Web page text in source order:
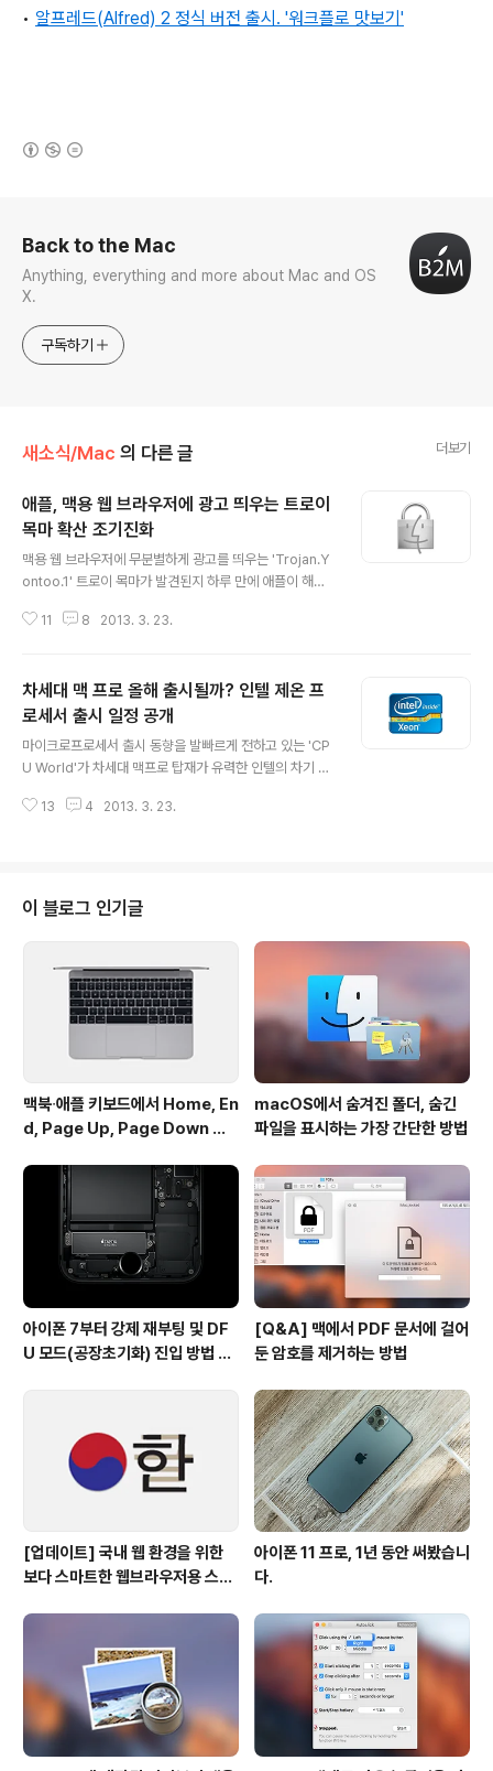
• 알프레드(Alfred) 2 정식 버전 출시. '워크플로 맛보기'
Back to the Mac
Anything, everything and more about Mac and OS
X.
구독하기
새소식/Mac 의 다른 글 더보기
애플, 맥용 웹 브라우저에 광고 띄우는 트로이
목마 확산 조기진화
맥용 웹 브라우저에 무분별하게 광고를 띄우는 'Trojan.Y
ontoo.1' 트로이 목마가 발견된지 하루 만에 애플이 해당
면서 확산이 일단락되는 분위기입니다.Xprotect는 일종
는 소프트웨어의 실행을 막는 OS X의 보안 체계 중 하나입
니다. (관련 글: 잘 알려지지 않은 OS X 보안 체계의 한 기
둥 'XProtect') 애플은 해당 트로이 목마를 'OSX.AdPlu
gin.i'이라는 이름으로 식별하고, 해당 트로이 목마의 구체
에 전송하고 있습니다. 맥은 하루에 한 번..
11 8 2013. 3. 23.
차세대 맥 프로 올해 출시될까? 인텔 제온 프
로세서 출시 일정 공개
마이크로프로세서 출시 동향을 발빠르게 전하고 있는 'CP
U World'가 차세대 맥프로 탑재가 유력한 인텔의 차기 제
공개했습니다.이날 공개된 자료에 따르면 차세대 인텔 제
E5 마이크로프로세서는 지난 2012년 3월에서 5월까지
3개월 동안 순차적으로 출시되었는데, 차세대 제온 E3와
E5 프로세서는 그 보다 훨씬 느린 속도로 시중에 도입될 예
정입니다. E3 프로세서는 2013년 5월 또는 6월에 출시되
며, E5 시리즈 칩은 모델에 따라 2013년 3분기에 2014
13 4 2013. 3. 23.
이 블로그 인기글
맥북∙애플 키보드에서 Home, En
d, Page Up, Page Down 키
macOS에서 숨겨진 폴더, 숨긴
파일을 표시하는 가장 간단한 방법
아이폰 7부터 강제 재부팅 및 DF
U 모드(공장초기화) 진입 방법 변
[Q&A] 맥에서 PDF 문서에 걸어
둔 암호를 제거하는 방법
[업데이트] 국내 웹 환경을 위한
보다 스마트한 웹브라우저용 스타
아이폰 11 프로, 1년 동안 써봤습니
다.